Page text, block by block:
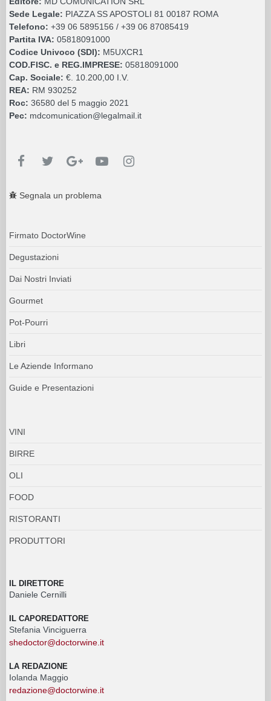
Sede Legale: PIAZZA SS APOSTOLI 81 00187 ROMA
Telefono: +39 06 5895156 / +39 06 87085419
Partita IVA: 05818091000
Codice Univoco (SDI): M5UXCR1
COD.FISC. e REG.IMPRESE: 05818091000
Cap. Sociale: €. 10.200,00 I.V.
REA: RM 930252
Roc: 36580 del 5 maggio 2021
Pec: mdcomunication@legalmail.it
Segnala un problema
Firmato DoctorWine
Degustazioni
Dai Nostri Inviati
Gourmet
Pot-Pourri
Libri
Le Aziende Informano
Guide e Presentazioni
VINI
BIRRE
OLI
FOOD
RISTORANTI
PRODUTTORI
IL DIRETTORE
Daniele Cernilli
IL CAPOREDATTORE
Stefania Vinciguerra
shedoctor@doctorwine.it
LA REDAZIONE
Iolanda Maggio
redazione@doctorwine.it